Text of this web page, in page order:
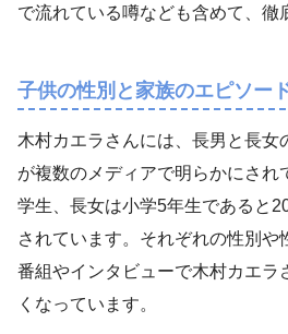
で流れている噂なども含めて、徹
子供の性別と家族のエピソー
木村カエラさんには、長男と長女
が複数のメディアで明らかにされ
学生、長女は小学5年生であると
されています。それぞれの性別や
番組やインタビューで木村カエラ
くなっています。